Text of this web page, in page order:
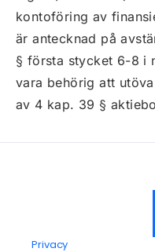
kontoföring av
är antecknad på
§ första stycket 6-8 i
vara behörig att
av 4 kap. 39 §
Privacy